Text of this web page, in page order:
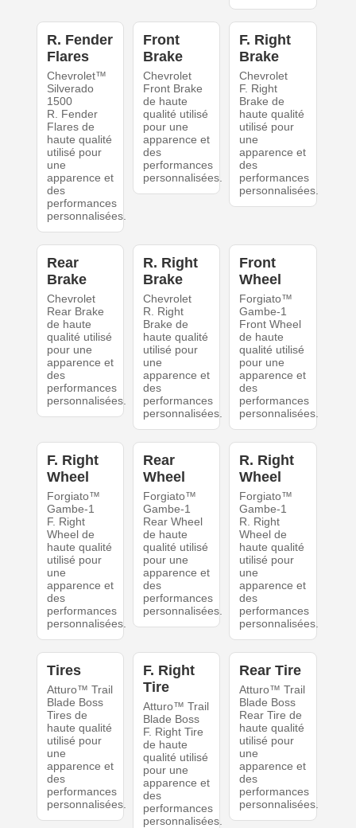
R. Fender
Flares
Chevrolet™
Silverado
1500
R. Fender
Flares de
haute qualité
utilisé pour
une
apparence et
des
performances
personnalisées.
Front
Brake
Chevrolet
Front Brake
de haute
qualité utilisé
pour une
apparence et
des
performances
personnalisées.
F. Right
Brake
Chevrolet
F. Right
Brake de
haute qualité
utilisé pour
une
apparence et
des
performances
personnalisées.
Rear
Brake
Chevrolet
Rear Brake
de haute
qualité utilisé
pour une
apparence et
des
performances
personnalisées.
R. Right
Brake
Chevrolet
R. Right
Brake de
haute qualité
utilisé pour
une
apparence et
des
performances
personnalisées.
Front
Wheel
Forgiato™
Gambe-1
Front Wheel
de haute
qualité utilisé
pour une
apparence et
des
performances
personnalisées.
F. Right
Wheel
Forgiato™
Gambe-1
F. Right
Wheel de
haute qualité
utilisé pour
une
apparence et
des
performances
personnalisées.
Rear
Wheel
Forgiato™
Gambe-1
Rear Wheel
de haute
qualité utilisé
pour une
apparence et
des
performances
personnalisées.
R. Right
Wheel
Forgiato™
Gambe-1
R. Right
Wheel de
haute qualité
utilisé pour
une
apparence et
des
performances
personnalisées.
Tires
Atturo™ Trail
Blade Boss
Tires de
haute qualité
utilisé pour
une
apparence et
des
performances
personnalisées.
F. Right
Tire
Atturo™ Trail
Blade Boss
F. Right Tire
de haute
qualité utilisé
pour une
apparence et
des
performances
personnalisées.
Rear Tire
Atturo™ Trail
Blade Boss
Rear Tire de
haute qualité
utilisé pour
une
apparence et
des
performances
personnalisées.